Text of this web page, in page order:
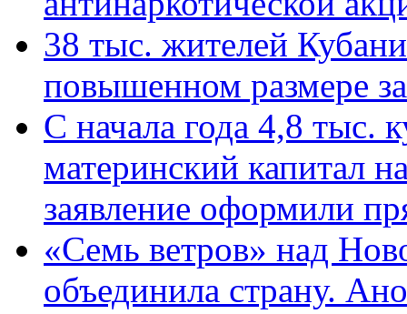
38 тыс. жителей
повышенном размере
С начала года 4,8 тыс.
материнский капитал
заявление оформили
«Семь ветров» над
объединила страну.